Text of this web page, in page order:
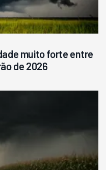
muito forte entre
de 2026